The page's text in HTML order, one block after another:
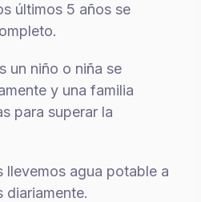
últimos 5 años se
un niño o niña se
y una familia
para superar la
llevemos agua potable a
diariamente.